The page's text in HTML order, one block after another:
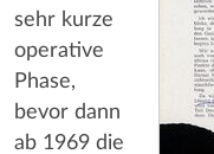
sehr kurze
operative
Phase,
bevor dann
ab 1969 die